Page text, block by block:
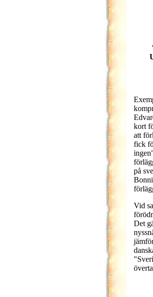
kort
att
fick
på
Vid
Det